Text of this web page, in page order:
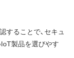
することで、セキュ
製品を選びやす